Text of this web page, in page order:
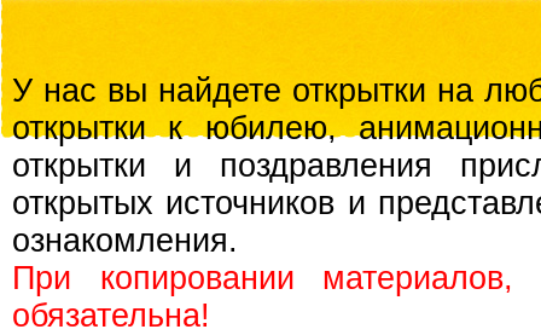
У нас вы найдете открытки на
открытки к юбилею,
открытки и поздравления
открытых источников и
ознакомления.
При копировании
обязательна!